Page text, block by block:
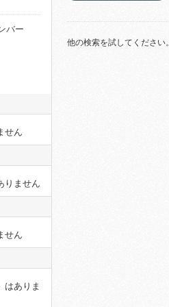
バー
せん
りません
せん
はありま
他の検索を試してください。